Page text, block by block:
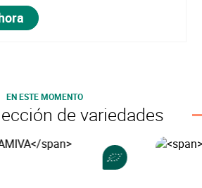
EN ESTE MOMENTO
de variedades